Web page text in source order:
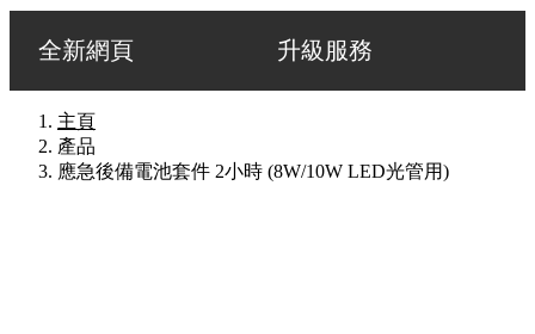
全新網頁 升級服務
主頁
產品
應急後備電池套件 2小時 (8W/10W LED光管用)